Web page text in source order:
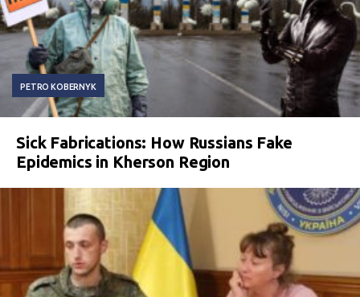
PETRO KOBERNYK
Sick Fabrications: How Russians Fake
Epidemics in Kherson Region